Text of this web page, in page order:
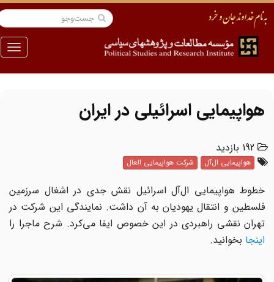
منو
هواپیمایی اسرائیلی در ایران
192 بازدید
هواپیمایی ال‌آل شرکت هواپیمایی العال
خطوط هواپیمایی ال‌آل اسرائیل نقش جدی در اشغال سرزمین
فلسطین و انتقال یهودیان به آن داشت. نمایندگی این شرکت در
تهران نقشی راهبردی در این خصوص ایفا می‌کرد. شرح ماجرا را
اینجابخوانید.